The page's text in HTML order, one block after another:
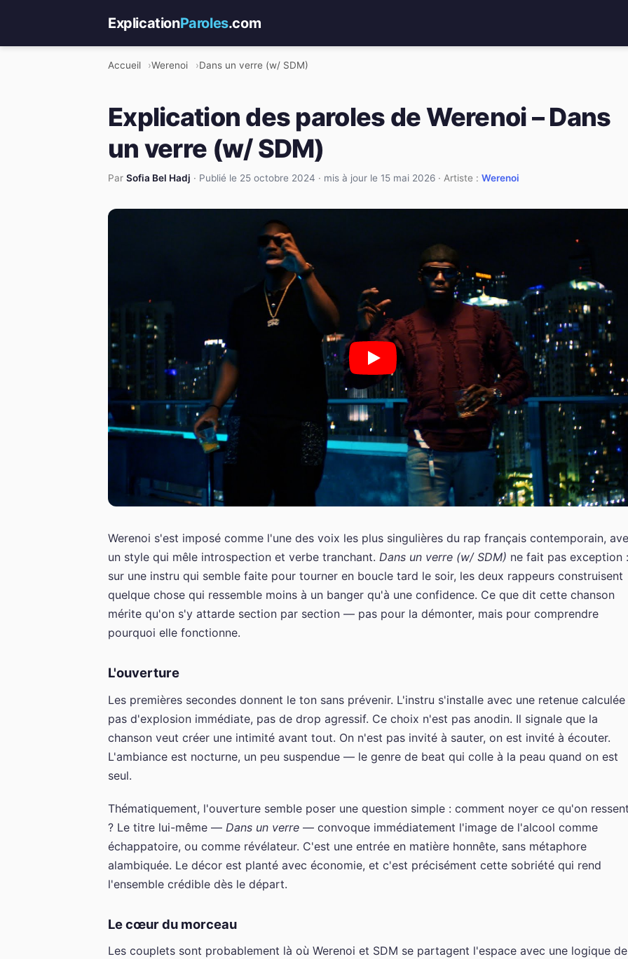
ExplicationParoles.com
Accueil Werenoi Dans un verre (w/ SDM)
Explication des paroles de Werenoi – Dans
un verre (w/ SDM)
Par Sofia Bel Hadj · Publié le 25 octobre 2024 · mis à jour le 15 mai 2026 · Artiste : Werenoi
Werenoi s'est imposé comme l'une des voix les plus singulières du rap français contemporain,
un style qui mêle introspection et verbe tranchant. Dans un verre (w/ SDM) ne fait pas exception :
sur une instru qui semble faite pour tourner en boucle tard le soir, les deux rappeurs construisent
quelque chose qui ressemble moins à un banger qu'à une confidence. Ce que dit cette chanson
mérite qu'on s'y attarde section par section — pas pour la démonter, mais pour comprendre
pourquoi elle fonctionne.
L'ouverture
Les premières secondes donnent le ton sans prévenir. L'instru s'installe avec une retenue calculée
pas d'explosion immédiate, pas de drop agressif. Ce choix n'est pas anodin. Il signale que la
chanson veut créer une intimité avant tout. On n'est pas invité à sauter, on est invité à écouter.
L'ambiance est nocturne, un peu suspendue — le genre de beat qui colle à la peau quand on est
seul.
Thématiquement, l'ouverture semble poser une question simple : comment noyer ce qu'on ressent
? Le titre lui-même — Dans un verre — convoque immédiatement l'image de l'alcool comme
échappatoire, ou comme révélateur. C'est une entrée en matière honnête, sans métaphore
alambiquée. Le décor est planté avec économie, et c'est précisément cette sobriété qui rend
l'ensemble crédible dès le départ.
Le cœur du morceau
Les couplets sont probablement là où Werenoi et SDM se partagent l'espace avec une logique de